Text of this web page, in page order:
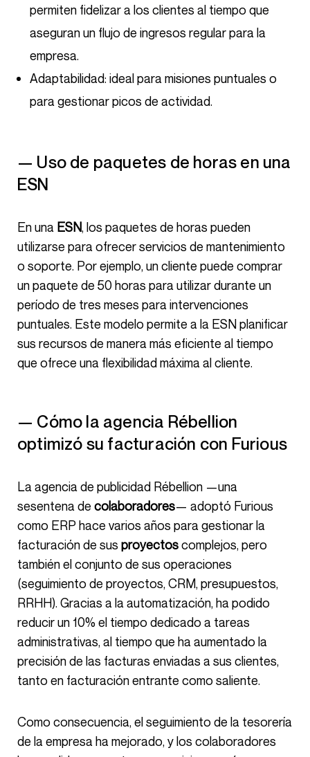
permiten fidelizar a los clientes al tiempo que
aseguran un flujo de ingresos regular para la
empresa.
Adaptabilidad: ideal para misiones puntuales o
para gestionar picos de actividad.
— Uso de paquetes de horas en una
ESN
En una ESN, los paquetes de horas pueden
utilizarse para ofrecer servicios de mantenimiento
o soporte. Por ejemplo, un cliente puede comprar
un paquete de 50 horas para utilizar durante un
período de tres meses para intervenciones
puntuales. Este modelo permite a la ESN planificar
sus recursos de manera más eficiente al tiempo
que ofrece una flexibilidad máxima al cliente.
— Cómo la agencia Rébellion
optimizó su facturación con Furious
La agencia de publicidad Rébellion —una
sesentena de colaboradores— adoptó Furious
como ERP hace varios años para gestionar la
facturación de sus proyectoscomplejos, pero
también el conjunto de sus operaciones
(seguimiento de proyectos, CRM, presupuestos,
RRHH). Gracias a la automatización, ha podido
reducir un 10% el tiempo dedicado a tareas
administrativas, al tiempo que ha aumentado la
precisión de las facturas enviadas a sus clientes,
tanto en facturación entrante como saliente.
Como consecuencia, el seguimiento de la tesorería
de la empresa ha mejorado, y los colaboradores